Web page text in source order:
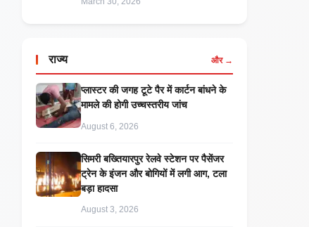
March 30, 2026
राज्य और →
प्लास्टर की जगह टूटे पैर में कार्टन बांधने के
मामले की होगी उच्चस्तरीय जांच
August 6, 2026
सिमरी बख्तियारपुर रेलवे स्टेशन पर पैसेंजर
ट्रेन के इंजन और बोगियों में लगी आग, टला
बड़ा हादसा
August 3, 2026